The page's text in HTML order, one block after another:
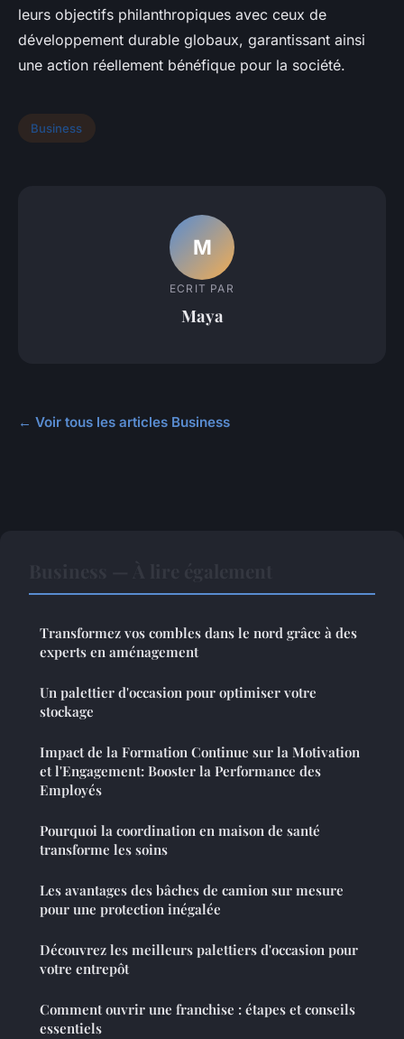
leurs objectifs philanthropiques avec ceux de
développement durable globaux, garantissant ainsi
une action réellement bénéfique pour la société.
Business
M
ECRIT PAR
Maya
← Voir tous les articles Business
Transformez vos combles dans le nord grâce à des
experts en aménagement
Un palettier d'occasion pour optimiser votre
stockage
Impact de la Formation Continue sur la Motivation
et l'Engagement: Booster la Performance des
Employés
Pourquoi la coordination en maison de santé
transforme les soins
Les avantages des bâches de camion sur mesure
pour une protection inégalée
Découvrez les meilleurs palettiers d'occasion pour
votre entrepôt
Comment ouvrir une franchise : étapes et conseils
essentiels